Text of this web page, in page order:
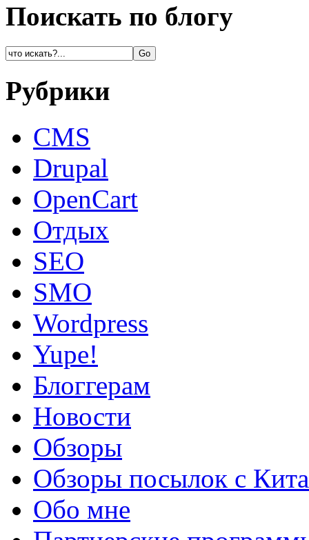
Поискать по блогу
Рубрики
CMS
Drupal
OpenCart
Oтдых
SEO
SMO
Wordpress
Yupe!
Блоггерам
Новости
Обзоры
Обзоры посылок с
Обо мне